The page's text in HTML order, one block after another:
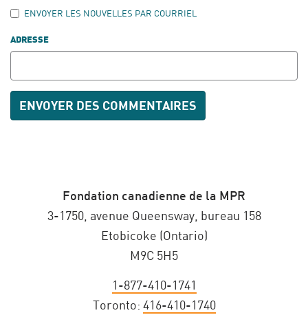
ENVOYER LES NOUVELLES PAR COURRIEL
ADRESSE
Fondation canadienne de la MPR
3-1750, avenue Queensway, bureau 158
Etobicoke (Ontario)
M9C 5H5
1-877-410-1741
Toronto: 416-410-1740